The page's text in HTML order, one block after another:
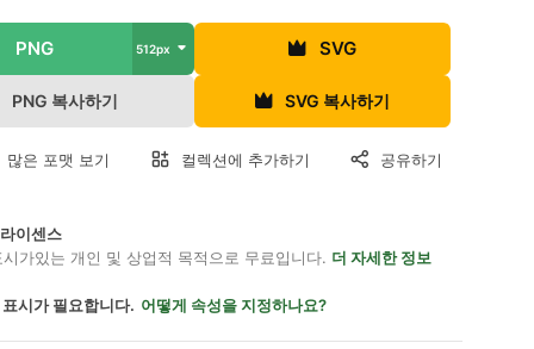
PNG 512px SVG
PNG 복사하기 SVG 복사하기
많은 포맷 보기 컬렉션에 추가하기 공유하기
이센스
가있는 개인 및 상업적 목적으로 무료입니다. 더 자세한 정보
시가 필요합니다. 어떻게 속성을 지정하나요?